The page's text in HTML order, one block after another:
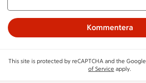
Kommentera
This site is protected by reCAPTCHA and the Google
of Service apply.